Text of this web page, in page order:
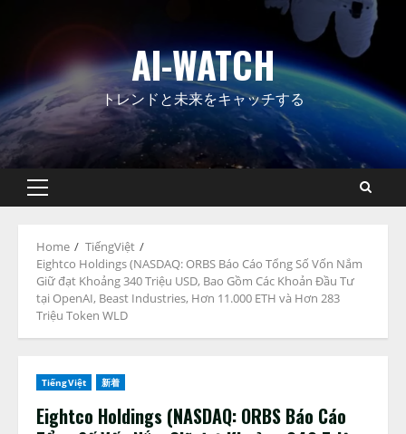
AI-WATCH
トレンドと未来をキャッチする
Primary
Home
TiếngViệt
Eightco Holdings (NASDAQ: ORBS Báo Cáo Tổng Số Vốn Nắm
Giữ đạt Khoảng 340 Triệu USD, Bao Gồm Các Khoản Đầu Tư
tại OpenAI, Beast Industries, Hơn 11.000 ETH và Hơn 283
Triệu Token WLD
TiếngViệt 新着
Eightco Holdings (NASDAQ: ORBS Báo Cáo